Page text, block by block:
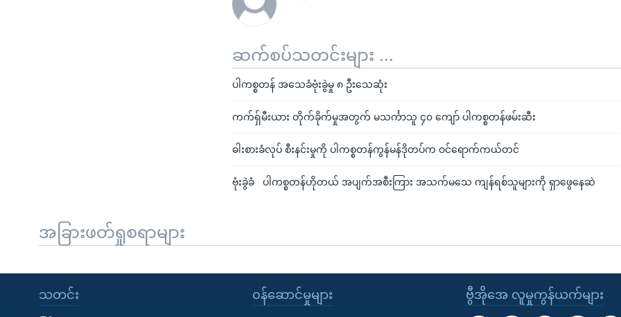
ဆက်စပ်သတင်းများ ...
ပါကစ္စတန် အသေခံဗုံးခွဲမှု ၈ ဦးသေဆုံး
ကက်ရှ်မီးယား တိုက်ခိုက်မှုအတွက် မသင်္ကာသူ ၄၀ ကျော် ပါကစ္စတန်ဖမ်းဆီး
ဓါးစားခံလုပ် စီးနင်းမှုကို ပါကစ္စတန်ကွန်မန်ဒိုတပ်က ဝင်ရောက်ကယ်တင်
ဗုံးခွဲခံ ပါကစ္စတန်ဟိုတယ် အပျက်အစီးကြား အသက်မသေ ကျန်ရစ်သူများကို ရှာဖွေနေဆဲ
အခြားဖတ်ရှုစရာများ
ဗွီအိုအေ လူမှုကွန်ယက်များ
သတင်း ၀န်ဆောင်မှုများ